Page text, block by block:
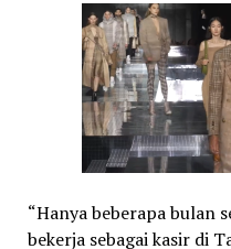
“Hanya beberapa bulan
bekerja sebagai kasir di